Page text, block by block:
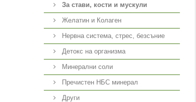
За стави, кости и мускули
Желатин и Колаген
Нервна система, стрес, безсъние
Детокс на организма
Минерални соли
Пречистен НБС минерал
Други